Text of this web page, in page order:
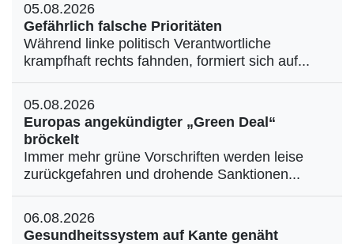
05.08.2026
Gefährlich falsche Prioritäten
Während linke politisch Verantwortliche
krampfhaft rechts fahnden, formiert sich auf...
05.08.2026
Europas angekündigter „Green Deal“
bröckelt
Immer mehr grüne Vorschriften werden leise
zurückgefahren und drohende Sanktionen...
06.08.2026
Gesundheitssystem auf Kante genäht